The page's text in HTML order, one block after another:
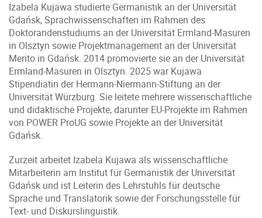
Izabela Kujawa studierte Germanistik an der Universität
Gdańsk, Sprachwissenschaften im Rahmen des
Doktorandenstudiums an der Universität Ermland-Masuren
in Olsztyn sowie Projektmanagement an der Universität
Merito in Gdańsk. 2014 promovierte sie an der Universität
Ermland-Masuren in Olsztyn. 2025 war Kujawa
Stipendiatin der Hermann-Niermann-Stiftung an der
Universität Würzburg. Sie leitete mehrere wissenschaftliche
und didaktische Projekte, darunter EU-Projekte im Rahmen
von POWER ProUG sowie Projekte an der Universität
Gdańsk.
Zurzeit arbeitet Izabela Kujawa als wissenschaftliche
Mitarbeiterin am Institut für Germanistik der Universität
Gdańsk und ist Leiterin des Lehrstuhls für deutsche
Sprache und Translatorik sowie der Forschungsstelle für
Text- und Diskurslinguistik.